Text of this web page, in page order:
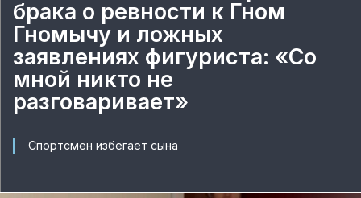
брака о ревности к Гном
Гномычу и ложных
заявлениях фигуриста: «Со
мной никто не
разговаривает»
Спортсмен избегает сына